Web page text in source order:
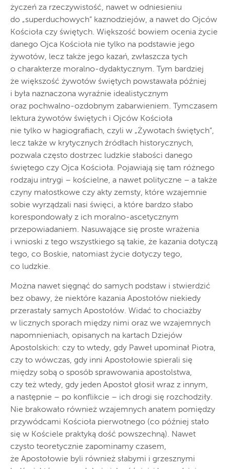
życzeń za rzeczywistość, nawet w odniesieniu
do „superduchowych” kaznodziejów, a nawet do Ojców
Kościoła czy świętych. Większość bowiem ocenia życie
danego Ojca Kościoła nie tylko na podstawie jego
żywotów, lecz także jego kazań, zwłaszcza tych
o charakterze moralno-dydaktycznym. Tym bardziej
że większość żywotów świętych powstawała później
i była naznaczona wyraźnie idealistycznym
oraz pochwalno-ozdobnym zabarwieniem. Tymczasem
lektura żywotów świętych i Ojców Kościoła
nie tylko w hagiografiach, czyli w „Żywotach świętych”,
lecz także w krytycznych źródłach historycznych,
pozwala często dostrzec ludzkie słabości danego
świętego czy Ojca Kościoła. Pojawiają się tam różnego
rodzaju intrygi – kościelne, a nawet polityczne – a także
czyny małostkowe czy akty zemsty, które wzajemnie
sobie wyrządzali nasi święci, a które bardzo słabo
korespondowały z ich moralno-ascetycznym
przepowiadaniem. Nasuwające się proste wrażenia
i wnioski z tego wszystkiego są takie, że kazania dotyczą
tego, co Boskie, natomiast życie dotyczy tego,
co ludzkie.
Można nawet sięgnąć do samych podstaw i stwierdzić
bez obawy, że niektóre kazania Apostołów niekiedy
przerastały samych Apostołów. Widać to chociażby
w licznych sporach między nimi oraz we wzajemnych
napomnieniach, opisanych na kartach Dziejów
Apostolskich: czy to wtedy, gdy Paweł upominał Piotra,
czy to wówczas, gdy inni Apostołowie spierali się
między sobą o sposób sprawowania apostolstwa,
czy też wtedy, gdy jeden Apostoł głosił wraz z innym,
a następnie – po konflikcie – ich drogi się rozchodziły.
Nie brakowało również wzajemnych anatem pomiędzy
przywódcami Kościoła pierwotnego (co później stało
się w Kościele praktyką dość powszechną). Nawet
czysto teoretycznie zapominamy czasem,
że Apostołowie byli również słabymi i grzesznymi